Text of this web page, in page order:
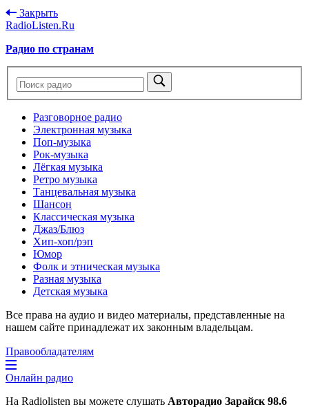
Закрыть
RadioListen.Ru
Радио по странам
Разговорное радио
Электронная музыка
Поп-музыка
Рок-музыка
Лёгкая музыка
Ретро музыка
Танцевальная музыка
Шансон
Классическая музыка
Джаз/Блюз
Хип-хоп/рэп
Юмор
Фолк и этническая музыка
Разная музыка
Детская музыка
Все права на аудио и видео материалы, представленные на
нашем сайте принадлежат их законным владельцам.
Правообладателям
Онлайн радио
На Radiolisten вы можете слушать Авторадио Зарайск 98.6